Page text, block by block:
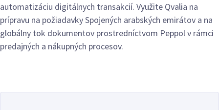
automatizáciu digitálnych transakcií. Využite Qvalia na
prípravu na požiadavky Spojených arabských emirátov a na
globálny tok dokumentov prostredníctvom Peppol v rámci
predajných a nákupných procesov.